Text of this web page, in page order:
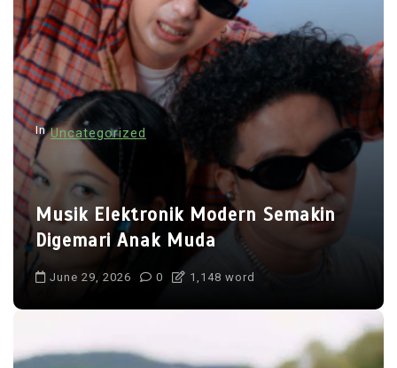
v
i
g
a
t
i
o
n
In Uncategorized
Musik Elektronik Modern Semakin
Digemari Anak Muda
June 29, 2026 0 1,148 word